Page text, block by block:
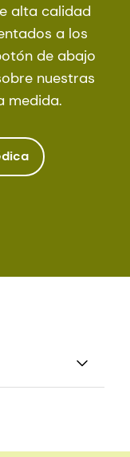
alta calidad
a los
de abajo
nuestras
medida.